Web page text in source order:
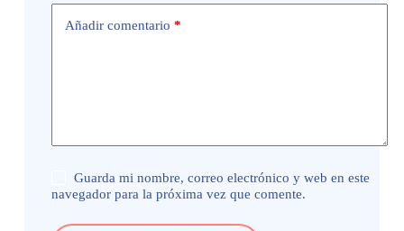
Añadir comentario *
Guarda mi nombre, correo electrónico y web en este
navegador para la próxima vez que comente.